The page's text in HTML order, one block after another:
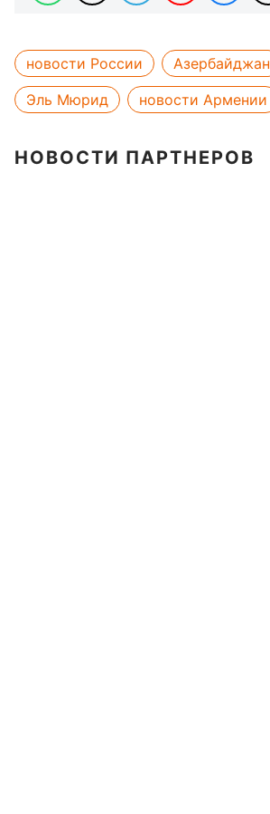
новости России Азербайджан
Эль Мюрид
новости Армении
НОВОСТИ ПАРТНЕРОВ